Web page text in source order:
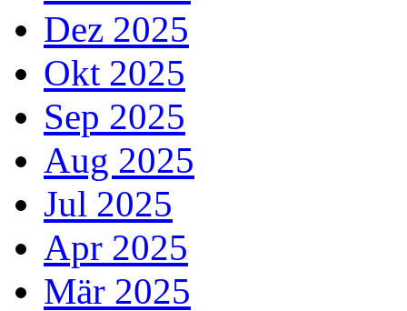
Dez 2025
Okt 2025
Sep 2025
Aug 2025
Jul 2025
Apr 2025
Mär 2025